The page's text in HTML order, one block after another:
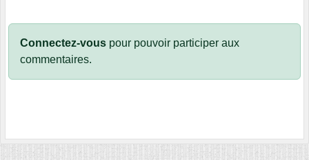
Connectez-vous pour pouvoir participer aux
commentaires.